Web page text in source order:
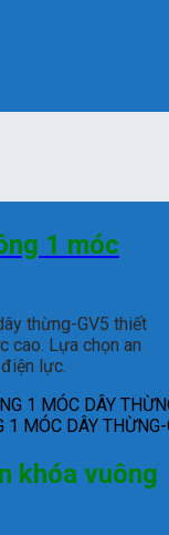
1 móc
thừng-GV5 thiết
cao. Lựa chọn an
lực.
1 MÓC DÂY
khóa vuông